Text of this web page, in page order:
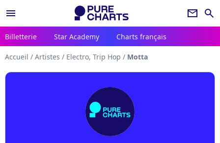
menu newsletter search
Billetterie Star Academy Charts français
Accueil / Artistes / Electro, Trip Hop / Motta